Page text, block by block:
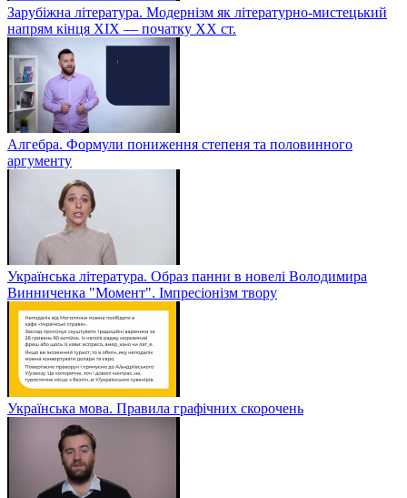
Зарубіжна література. Модернізм як літературно-мистецький
напрям кінця XIX — початку XX ст.
Алгебра. Формули пониження степеня та половинного
аргументу
Українська література. Образ панни в новелі Володимира
Винниченка "Момент". Імпресіонізм твору
Українська мова. Правила графічних скорочень